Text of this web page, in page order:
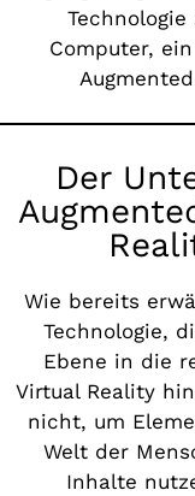
Computer,
Der
Wie bereits
Technologie,
Ebene in die
Virtual Reality
nicht, um
Welt der
Inhalte